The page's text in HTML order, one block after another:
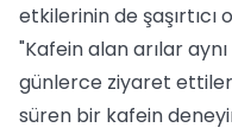
etkilerinin de
"Kafein alan arılar
günlerce ziyaret
süren bir kafein